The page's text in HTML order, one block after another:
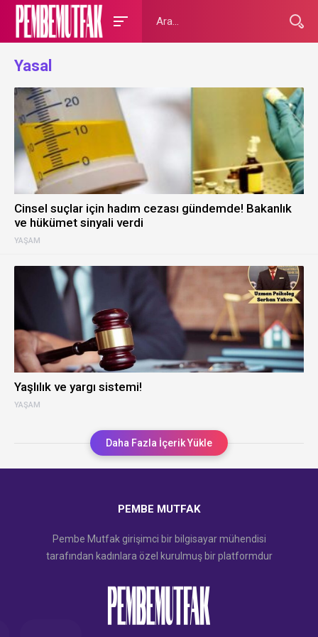
Yasal
YAŞAM
Cinsel suçlar için hadım cezası gündemde! Bakanlık
ve hükümet sinyali verdi
YAŞAM
Yaşlılık ve yargı sistemi!
Daha Fazla İçerik Yükle
PEMBE MUTFAK
Pembe Mutfak girişimci bir bilgisayar mühendisi
tarafından kadınlara özel kurulmuş bir platformdur